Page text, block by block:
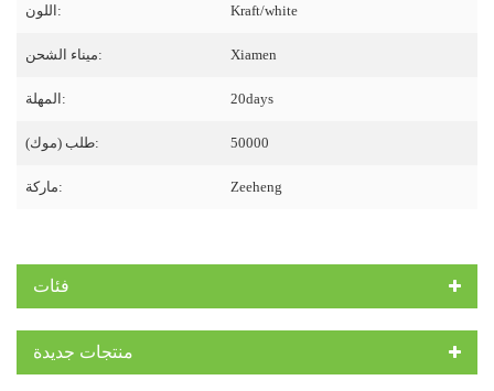
اللون: Kraft/white
ميناء الشحن: Xiamen
المهلة: 20days
طلب (موك): 50000
ماركة: Zeeheng
فئات
منتجات جديدة